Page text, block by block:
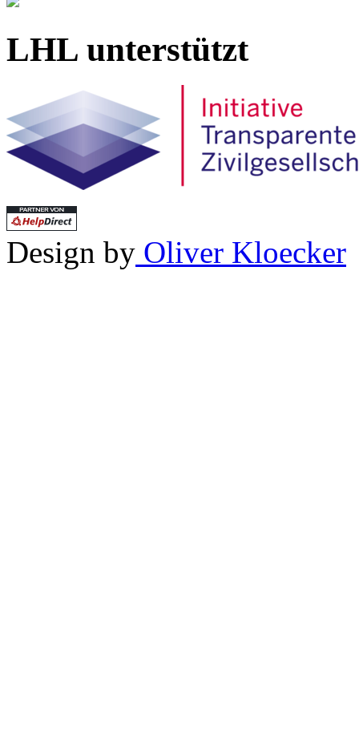
LHL unterstützt
Design by Oliver Kloecker